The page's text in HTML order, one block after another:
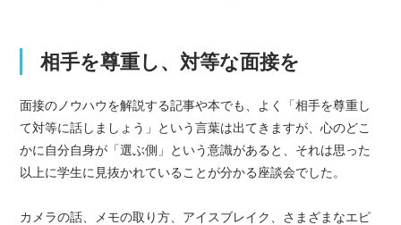
相手を尊重し、対等な面接を
面接のノウハウを解説する記事や本でも、よく「相手を尊重し
て対等に話しましょう」という言葉は出てきますが、心のどこ
かに自分自身が「選ぶ側」という意識があると、それは思った
以上に学生に見抜かれていることが分かる座談会でした。
カメラの話、メモの取り方、アイスブレイク、さまざまなエピ